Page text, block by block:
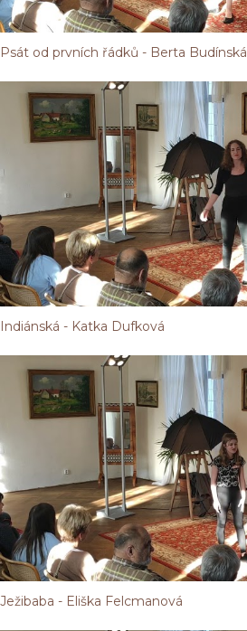
Psát od prvních řádků - Berta Budínská
Indiánská - Katka Dufková
Ježibaba - Eliška Felcmanová